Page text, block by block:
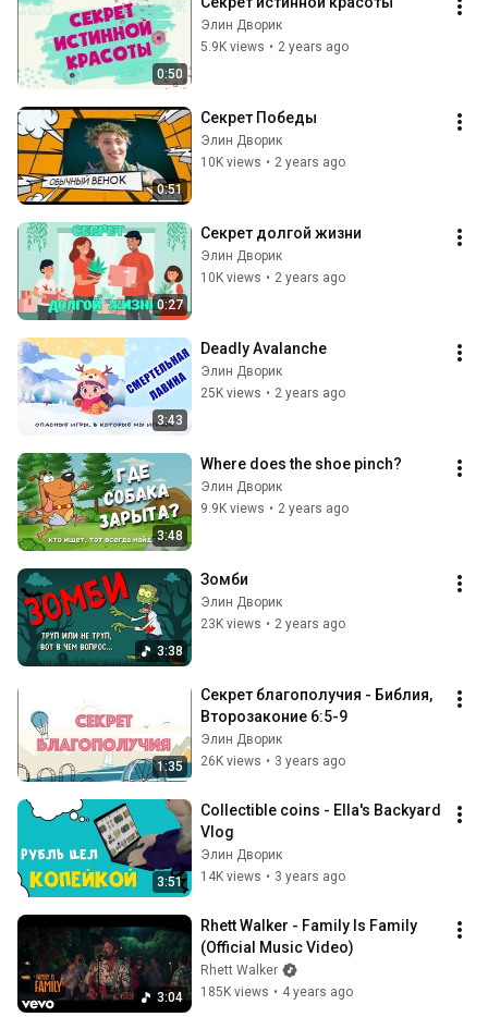
0:50
Элин Дворик
5.9K views • 2 years ago
0:51
Секрет Победы
Элин Дворик
10K views • 2 years ago
0:27
Секрет долгой жизни
Элин Дворик
10K views • 2 years ago
3:43
Deadly Avalanche
Элин Дворик
25K views • 2 years ago
3:48
Where does the shoe pinch?
Элин Дворик
9.9K views • 2 years ago
3:38
Зомби
Элин Дворик
23K views • 2 years ago
1:35
Секрет благополучия - Библия,
Второзаконие 6:5-9
Элин Дворик
26K views • 3 years ago
3:51
Collectible coins - Ella's Backyard
Vlog
Элин Дворик
14K views • 3 years ago
3:04
Rhett Walker - Family Is Family
(Official Music Video)
Rhett Walker
185K views • 4 years ago